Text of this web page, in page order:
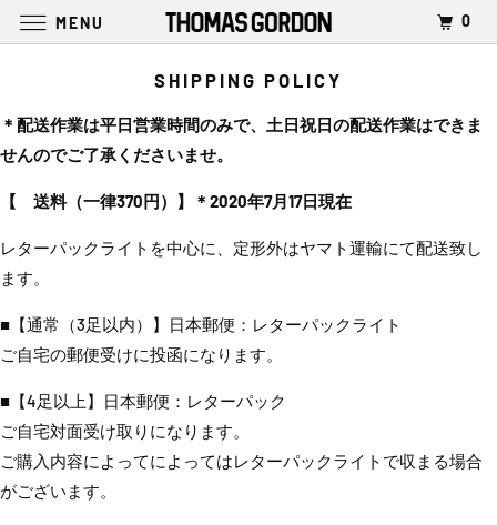
SHIPPING POLICY
＊配送作業は平日営業時間のみで、土日祝日の配送作業はできま
せんのでご了承くださいませ。
【 送料（一律370円） 】＊2020年7月17日現在
レターパックライトを中心に、 定形外はヤマト運輸にて配送致し
ます。
■【通常（3足以内）】日本郵便：レターパックライト
ご自宅の郵便受けに投函になります。
■【4足以上】日本郵便：レターパック
ご自宅対面受け取りになります。
ご購入内容によってによってはレターパックライトで収まる場合
がございます。
MENU 0